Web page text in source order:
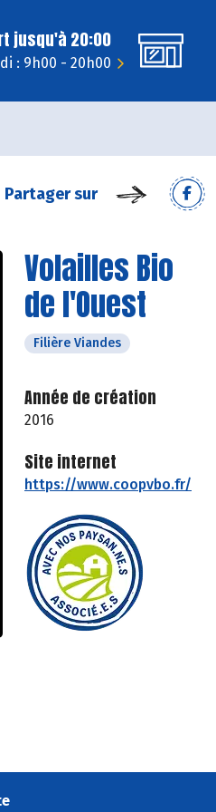
jusqu'à 20:00
: 9h00 - 20h00
Partager sur
Volailles Bio
de l'Ouest
Filière Viandes
Année de création
2016
Site internet
https://www.coopvbo.fr/